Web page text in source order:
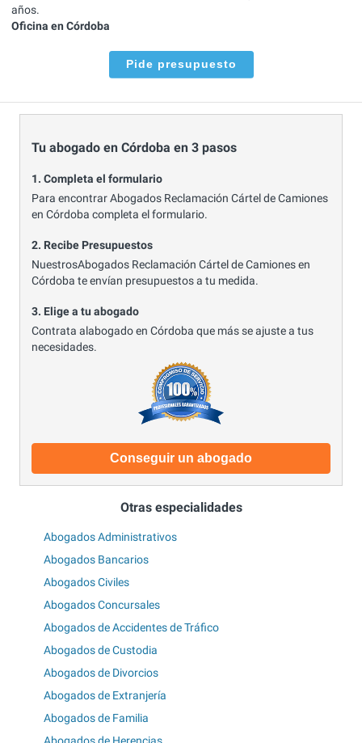
años.
Oficina en Córdoba
Pide presupuesto
Tu abogado en Córdoba en 3 pasos
1. Completa el formulario
Para encontrar Abogados Reclamación Cártel de Camiones
en Córdoba completa el formulario.
2. Recibe Presupuestos
NuestrosAbogados Reclamación Cártel de Camiones en
Córdoba te envían presupuestos a tu medida.
3. Elige a tu abogado
Contrata alabogado en Córdoba que más se ajuste a tus
necesidades.
Conseguir un abogado
Otras especialidades
Abogados Administrativos
Abogados Bancarios
Abogados Civiles
Abogados Concursales
Abogados de Accidentes de Tráfico
Abogados de Custodia
Abogados de Divorcios
Abogados de Extranjería
Abogados de Familia